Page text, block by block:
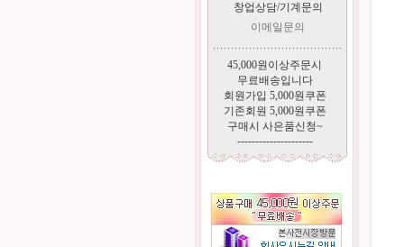
창업상담/기계문의
이메일문의
45,000원이상주문시
무료배송입니다
회원가입 5,000원쿠폰
기존회원 5,000원쿠폰
구매시 사은품신청~
---------------------